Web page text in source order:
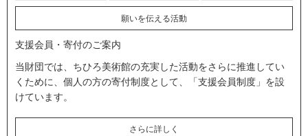
願いを伝える活動
支援会員・寄付のご案内
当財団では、ちひろ美術館の充実した活動をさらに推進してい
くために、個人の方の寄付制度として、「支援会員制度」を設
けています。
さらに詳しく